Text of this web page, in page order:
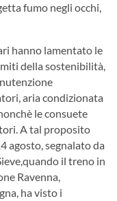
fumo negli occhi,
hanno lamentato le
della sostenibilità,
aria condizionata
le consuete
A tal proposito
agosto, segnalato da
il treno in
Ravenna,
ha visto i